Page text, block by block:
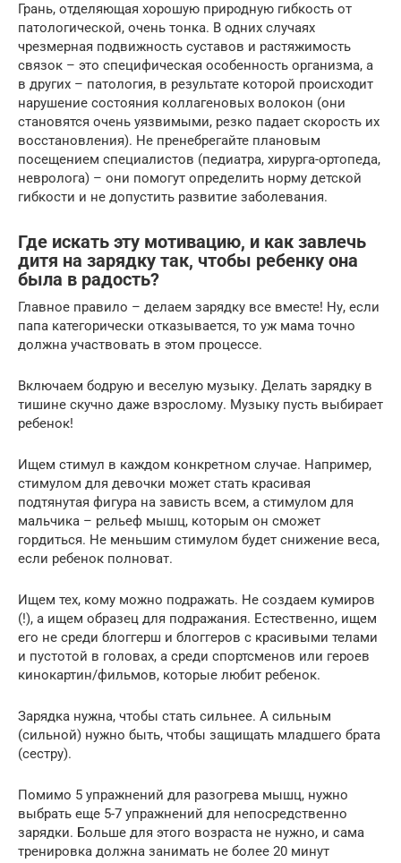
Грань, отделяющая хорошую природную гибкость от
патологической, очень тонка. В одних случаях
чрезмерная подвижность суставов и растяжимость
связок – это специфическая особенность организма, а
в других – патология, в результате которой происходит
нарушение состояния коллагеновых волокон (они
становятся очень уязвимыми, резко падает скорость их
восстановления). Не пренебрегайте плановым
посещением специалистов (педиатра, хирурга-ортопеда,
невролога) – они помогут определить норму детской
гибкости и не допустить развитие заболевания.
Где искать эту мотивацию, и как завлечь
дитя на зарядку так, чтобы ребенку она
была в радость?
Главное правило – делаем зарядку все вместе! Ну, если
папа категорически отказывается, то уж мама точно
должна участвовать в этом процессе.
Включаем бодрую и веселую музыку. Делать зарядку в
тишине скучно даже взрослому. Музыку пусть выбирает
ребенок!
Ищем стимул в каждом конкретном случае. Например,
стимулом для девочки может стать красивая
подтянутая фигура на зависть всем, а стимулом для
мальчика – рельеф мышц, которым он сможет
гордиться. Не меньшим стимулом будет снижение веса,
если ребенок полноват.
Ищем тех, кому можно подражать. Не создаем кумиров
(!), а ищем образец для подражания. Естественно, ищем
его не среди блоггерш и блоггеров с красивыми телами
и пустотой в головах, а среди спортсменов или героев
кинокартин/фильмов, которые любит ребенок.
Зарядка нужна, чтобы стать сильнее. А сильным
(сильной) нужно быть, чтобы защищать младшего брата
(сестру).
Помимо 5 упражнений для разогрева мышц, нужно
выбрать еще 5-7 упражнений для непосредственно
зарядки. Больше для этого возраста не нужно, и сама
тренировка должна занимать не более 20 минут